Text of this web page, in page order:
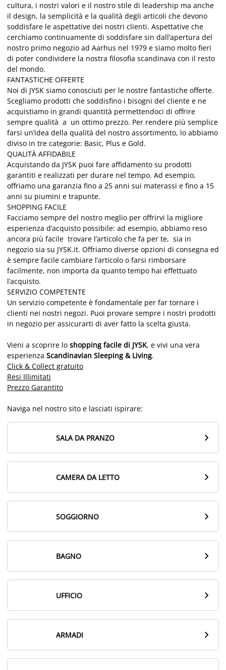
cultura, i nostri valori e il nostro stile di leadership ma anche
il design, la semplicità e la qualità degli articoli che devono
soddisfare le aspettative dei nostri clienti. Aspettative che
cerchiamo continuamente di soddisfare sin dall’apertura del
nostro primo negozio ad Aarhus nel 1979 e siamo molto fieri
di poter condividere la nostra filosofia scandinava con il resto
del mondo.
FANTASTICHE OFFERTE
Noi di JYSK siamo conosciuti per le nostre fantastiche offerte.
Scegliamo prodotti che soddisfino i bisogni del cliente e ne
acquistiamo in grandi quantità permettendoci di offrire
sempre qualità a un ottimo prezzo. Per rendere più semplice
farsi un’idea della qualità del nostro assortimento, lo abbiamo
diviso in tre categorie: Basic, Plus e Gold.
QUALITÀ AFFIDABILE
Acquistando da JYSK puoi fare affidamento su prodotti
garantiti e realizzati per durare nel tempo. Ad esempio,
offriamo una garanzia fino a 25 anni sui materassi e fino a 15
anni su piumini e trapunte.
SHOPPING FACILE
Facciamo sempre del nostro meglio per offrirvi la migliore
esperienza d’acquisto possibile: ad esempio, abbiamo reso
ancora più facile trovare l’articolo che fa per te, sia in
negozio sia su JYSK.it. Offriamo diverse opzioni di consegna ed
è sempre facile cambiare l’articolo o farsi rimborsare
facilmente, non importa da quanto tempo hai effettuato
l’acquisto.
SERVIZIO COMPETENTE
Un servizio competente è fondamentale per far tornare i
clienti nei nostri negozi. Puoi provare sempre i nostri prodotti
in negozio per assicurarti di aver fatto la scelta giusta.
Vieni a scoprire lo shopping facile di JYSK, e vivi una vera
esperienza Scandinavian Sleeping & Living.
Click & Collect gratuito
Resi Illimitati
Prezzo Garantito
Naviga nel nostro sito e lasciati ispirare:
SALA DA PRANZO 
CAMERA DA LETTO 
SOGGIORNO 
BAGNO 
UFFICIO 
ARMADI 